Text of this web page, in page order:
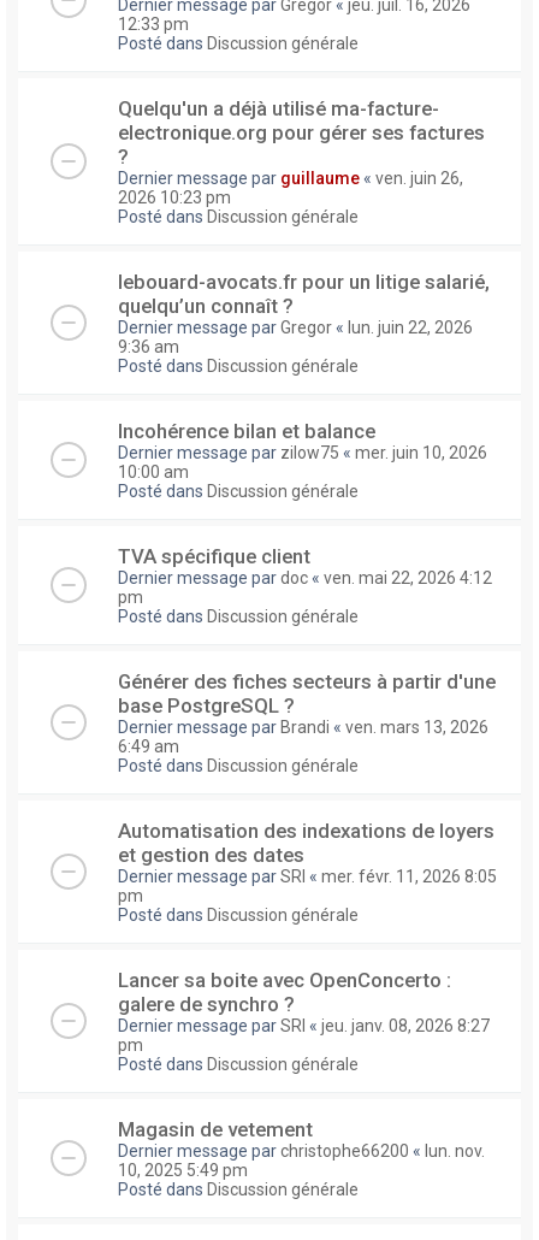
Dernier message parGregor « jeu. juil. 16, 2026
12:33 pm
Posté dans Discussion générale
Quelqu'un a déjà utilisé ma-facture-
electronique.org pour gérer ses factures
?
Dernier message par guillaume « ven. juin 26,
2026 10:23 pm
Posté dans Discussion générale
lebouard-avocats.fr pour un litige salarié,
quelqu’un connaît ?
Dernier message parGregor « lun. juin 22, 2026
9:36 am
Posté dans Discussion générale
Incohérence bilan et balance
Dernier message par zilow75 « mer. juin 10, 2026
10:00 am
Posté dans Discussion générale
TVA spécifique client
Dernier message pardoc « ven. mai 22, 2026 4:12
pm
Posté dans Discussion générale
Générer des fiches secteurs à partir d'une
base PostgreSQL ?
Dernier message par Brandi « ven. mars 13, 2026
6:49 am
Posté dans Discussion générale
Automatisation des indexations de loyers
et gestion des dates
Dernier message parSRI « mer. févr. 11, 2026 8:05
pm
Posté dans Discussion générale
Lancer sa boite avec OpenConcerto :
galere de synchro ?
Dernier message parSRI « jeu. janv. 08, 2026 8:27
pm
Posté dans Discussion générale
Magasin de vetement
Dernier message parchristophe66200 « lun. nov.
10, 2025 5:49 pm
Posté dans Discussion générale